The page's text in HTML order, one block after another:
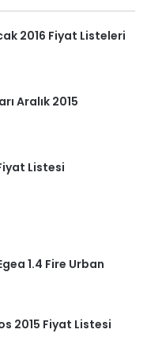
2016 Fiyat Listeleri
Aralık 2015
Listesi
1.4 Fire Urban
2015 Fiyat Listesi